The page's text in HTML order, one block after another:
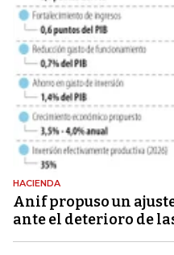
HACIENDA
Anif propuso un
ante el deterioro de